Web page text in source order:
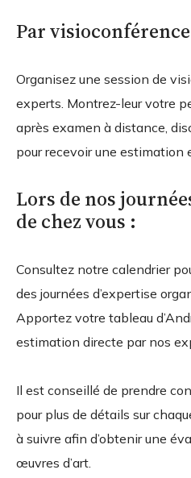
Par
Organisez une session de
experts. Montrez-leur votre
après examen à distance,
pour recevoir une estimation
Lors de nos
de chez vous :
Consultez notre calendrier
des journées d’expertise
Apportez votre tableau
estimation directe par nos
Il est conseillé de prendre
pour plus de détails sur
à suivre afin d’obtenir une
œuvres d’art.